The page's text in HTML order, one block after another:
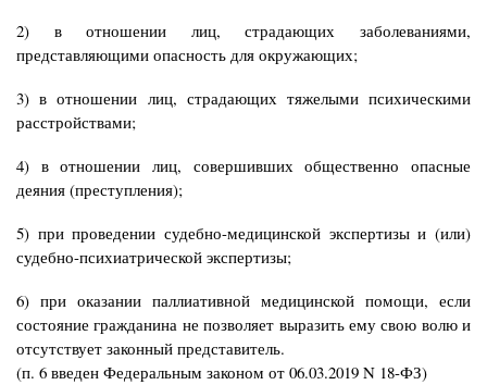
2) в отношении лиц, страдающих заболеваниями,
представляющими опасность для окружающих;
3) в отношении лиц, страдающих тяжелыми психическими
расстройствами;
4) в отношении лиц, совершивших общественно опасные
деяния (преступления);
5) при проведении судебно-медицинской экспертизы и (или)
судебно-психиатрической экспертизы;
6) при оказании паллиативной медицинской помощи, если
состояние гражданина не позволяет выразить ему свою волю и
отсутствует законный представитель.
(п. 6 введен Федеральным законом от 06.03.2019 N 18-ФЗ)